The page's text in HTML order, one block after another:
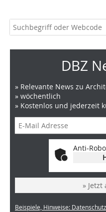
DBZ
» Relevante News zu
» wöchentlich
» Kostenlos und jederzeit
Anti-
» Jetzt
Beispiele, Hinweise: